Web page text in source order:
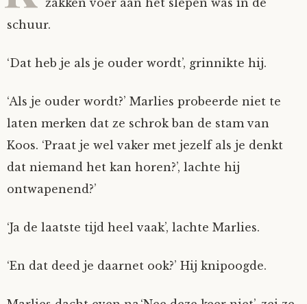
Nieuw op de site
Woordenboek
Alternatieve straffen
Instrumenten
Op ontdekkingsreis
Posities
Spelletjes
Hoe geef je?
Hoe krijg je?
Instrumenten
Alle verhalen
Verhalen van De Leeshoek
Algae
aube
Ben Hands-on
Bill-A-Cook
Verhalen van de HD-site
Verhalen van Anne en Bill
Anne
Bill
Interactieve verhalen
Averechts
Mijn Account
zakken voer aan het slepen was in de
schuur.
‘Dat heb je als je ouder wordt’, grinnikte hij.
‘Als je ouder wordt?’ Marlies probeerde niet te
laten merken dat ze schrok ban de stam van
Koos. ‘Praat je wel vaker met jezelf als je denkt
dat niemand het kan horen?’, lachte hij
ontwapenend?’
‘Ja de laatste tijd heel vaak’, lachte Marlies.
‘En dat deed je daarnet ook?’ Hij knipoogde.